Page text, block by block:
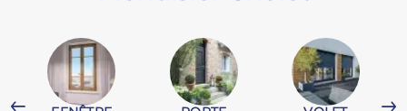
PVC
CARPORTS